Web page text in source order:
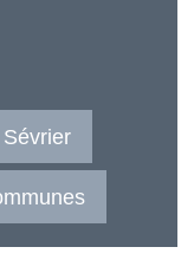
Sévrier